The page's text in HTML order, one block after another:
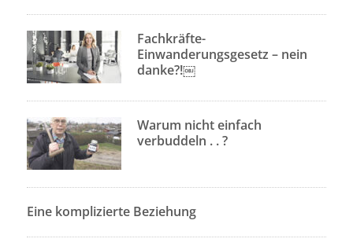
Fachkräfte-
Einwanderungsgesetz – nein
danke?!￼
Warum nicht einfach
verbuddeln . . ?
Eine komplizierte Beziehung